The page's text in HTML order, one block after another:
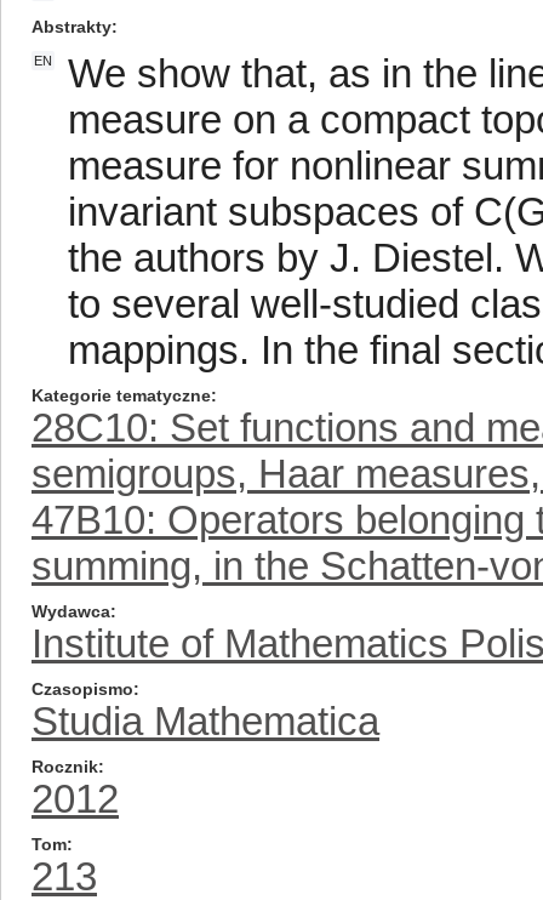
Abstrakty
EN
We show that, as in the
measure on a compact
measure for nonlinear
invariant subspaces of
the authors by J. Diestel.
to several well-studied
mappings. In the final
Kategorie tematyczne
28C10: Set functions and
semigroups, Haar
47B10: Operators
summing, in the Schatten-
Wydawca
Institute of Mathematics
Czasopismo
Studia Mathematica
Rocznik
2012
Tom
213